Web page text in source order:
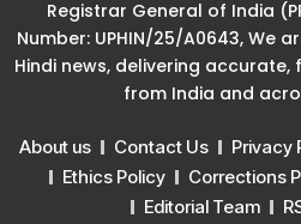
Registrar General of India
Number: UPHIN/25/A0643, We
Hindi news, delivering
from India and
About us Contact Us Privacy
Ethics Policy
Corrections
Editorial Team